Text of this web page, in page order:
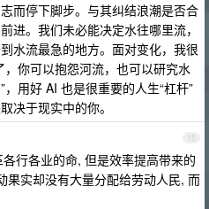
而停下脚步。与其纠结浪潮是否合
进。我们未必能决定水往哪里流，
水流最急的地方。面对变化，我很
，你可以抱怨河流，也可以研究水
用好 AI 也是很重要的人生“杠杆”
决于现实中的你。
15
行各业的命, 但是效率提高带来的
果实却没有大量分配给劳动人民, 而